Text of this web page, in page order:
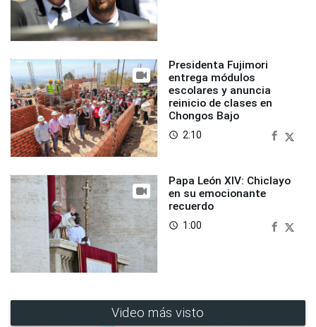
Presidenta Fujimori
entrega módulos
escolares y anuncia
reinicio de clases en
Chongos Bajo
access_time 2:10
Papa León XIV: Chiclayo
en su emocionante
recuerdo
access_time 1:00
Video más visto